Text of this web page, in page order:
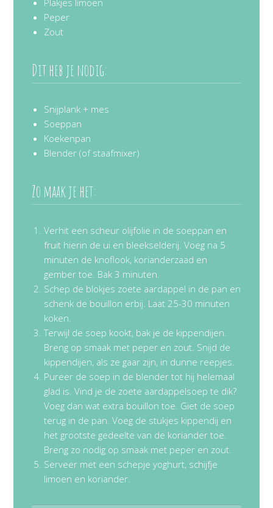
Peper
Zout
Dit heb je nodig:
Snijplank + mes
Soeppan
Koekenpan
Blender (of staafmixer)
Zo maak je het:
Verhit een scheur olijfolie in de soeppan en
fruit hierin de ui en bleekselderij. Voeg na 5
minuten de knoflook, korianderzaad en
gember toe. Bak 3 minuten.
Schep de blokjes zoete aardappel in de pan en
schenk de bouillon erbij. Laat 25-30 minuten
koken.
Terwijl de soep kookt, bak je de kippendijen.
Breng op smaak met peper en zout. Snijd de
kippendijen, als ze gaar zijn, in dunne reepjes.
Pureer de soep in de blender tot hij helemaal
glad is. Vind je de zoete aardappelsoep te dik?
Voeg dan wat extra bouillon toe. Giet de soep
terug in de pan. Voeg de stukjes kippendij en
het grootste gedeelte van de koriander toe.
Breng zo nodig op smaak met peper en zout.
Serveer met een schepje yoghurt, schijfje
limoen en koriander.